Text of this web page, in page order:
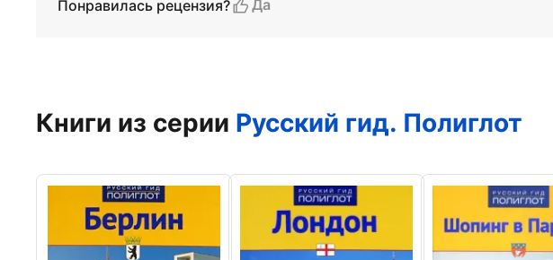
Понравилась рецензия?
Да
Книги из серии Русский гид. Полиглот